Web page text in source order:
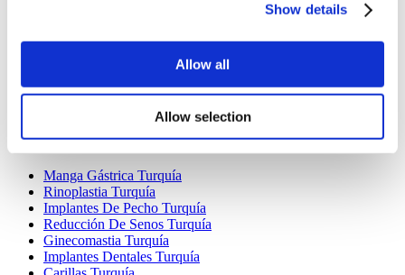
Show details
Allow all
Allow selection
Thailand Clínicas
Hungary Clínicas
Manga Gástrica Turquía
Rinoplastia Turquía
Implantes De Pecho Turquía
Reducción De Senos Turquía
Ginecomastia Turquía
Implantes Dentales Turquía